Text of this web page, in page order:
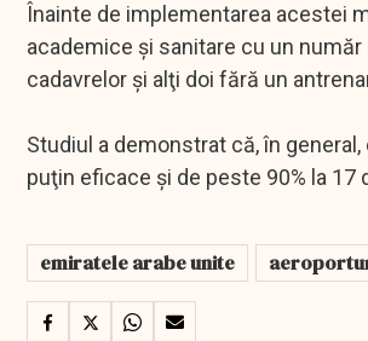
Înainte de implementarea acestei
academice şi sanitare cu un
cadavrelor şi alţi doi fără un
Studiul a demonstrat că, în
puţin eficace şi de peste 90% la
emiratele arabe unite